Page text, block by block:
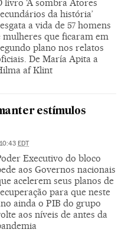
livro ‘À sombra Atores
da história’
a vida de 57 homens
mulheres que ficaram em
plano nos relatos
De María Apita a
af Klint
estímulos
EDT
Executivo do bloco
aos Governos nacionais
acelerem seus planos de
para que neste
ainda o PIB do grupo
aos níveis de antes da